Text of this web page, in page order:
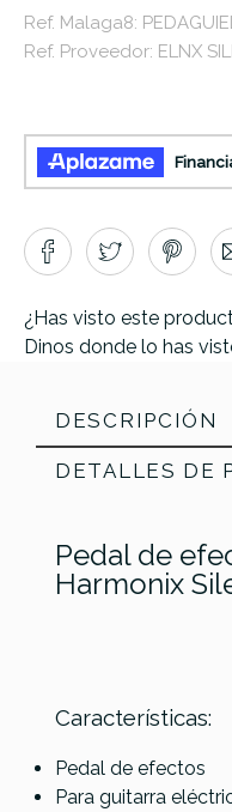
Ref. Malaga8:
Ref. Proveedor: ELNX
¿Has visto este
Dinos donde lo has
DESCRIPCIÓN
DETALLES DE
Pedal de
Harmonix
Características:
Pedal de efectos
Para guitarra